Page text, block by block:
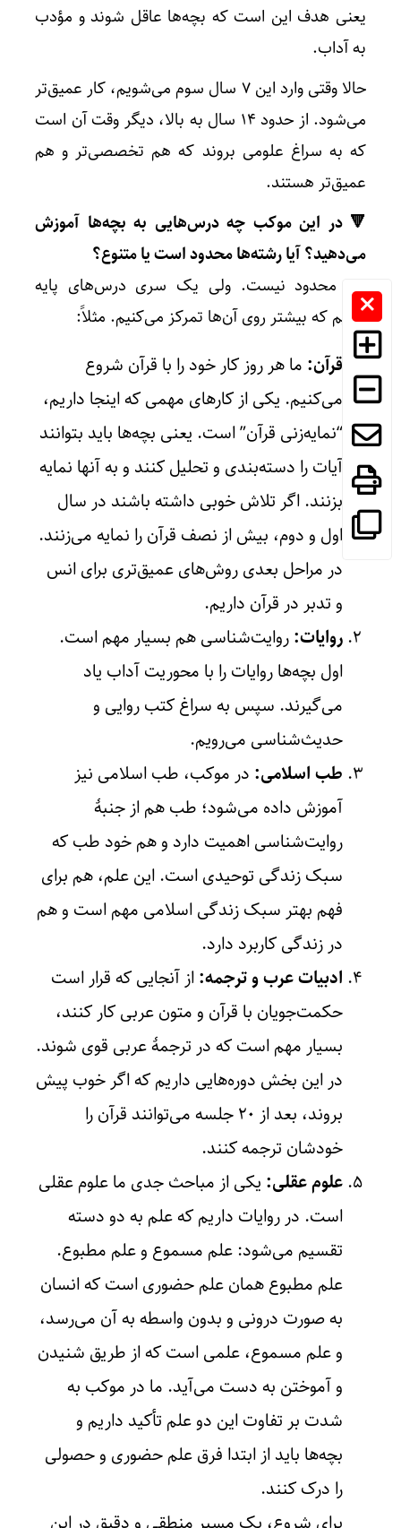
یعنی هدف این است که بچه‌ها عاقل شوند و مؤدب
به آداب.
حالا وقتی وارد این ۷ سال سوم می‌شویم، کار عمیق‌تر
می‌شود. از حدود ۱۴ سال به بالا، دیگر وقت آن است
که به سراغ علومی بروند که هم تخصصی‌تر و هم
عمیق‌تر هستند.
🔻 در این موکب چه درس‌هایی به بچه‌ها آموزش
می‌دهید؟ آیا رشته‌ها محدود است یا متنوع؟
نه، محدود نیست. ولی یک سری درس‌های پایه
داریم که بیشتر روی آن‌ها تمرکز می‌کنیم. مثلاً:
قرآن: ما هر روز کار خود را با قرآن شروع
می‌کنیم. یکی از کارهای مهمی که اینجا داریم،
“نمایه‌زنی قرآن” است. یعنی بچه‌ها باید بتوانند
آیات را دسته‌بندی و تحلیل کنند و به آنها نمایه
بزنند. اگر تلاش خوبی داشته باشند در سال
اول و دوم، بیش از نصف قرآن را نمایه می‌زنند.
در مراحل بعدی روش‌های عمیق‌تری برای انس
و تدبر در قرآن داریم.
روایات:روایت‌شناسی هم بسیار مهم است.
اول بچه‌ها روایات را با محوریت آداب یاد
می‌گیرند. سپس به سراغ کتب روایی و
حدیث‌شناسی می‌رویم.
طب اسلامی: در موکب، طب اسلامی نیز
آموزش داده می‌شود؛ طب هم از جنبۀ
روایت‌شناسی اهمیت دارد و هم خود طب که
سبک زندگی توحیدی است. این علم، هم برای
فهم بهتر سبک زندگی اسلامی مهم است و هم
در زندگی کاربرد دارد.
ادبیات عرب و ترجمه:از آنجایی که قرار است
حکمت‌جویان با قرآن و متون عربی کار کنند،
بسیار مهم است که در ترجمۀ عربی قوی شوند.
در این بخش دوره‌هایی داریم که اگر خوب پیش
بروند، بعد از ۲۰ جلسه می‌توانند قرآن را
خودشان ترجمه کنند.
علوم عقلی: یکی از مباحث جدی ما علوم عقلی
است. در روایات داریم که علم به دو دسته
تقسیم می‌شود: علم مسموع و علم مطبوع.
علم مطبوع همان علم حضوری است که انسان
به صورت درونی و بدون واسطه به آن می‌رسد،
و علم مسموع، علمی است که از طریق شنیدن
و آموختن به دست می‌آید. ما در موکب به
شدت بر تفاوت این دو علم تأکید داریم و
بچه‌ها باید از ابتدا فرق علم حضوری و حصولی
را درک کنند.